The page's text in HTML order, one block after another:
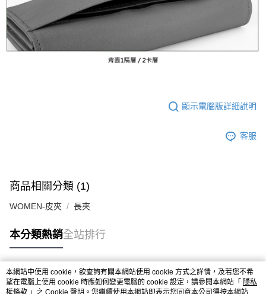
顯示電腦版詳細說明
客服
商品相關分類 (1)
WOMEN-皮夾 長夾
本分類熱銷全站排行
熱門標籤
本網站中使用 cookie，欲查詢有關本網站使用 cookie 方式之詳情，及若您不希
望在電腦上使用 cookie 時應如何變更電腦的 cookie 設定，請參閱本網站「 隱私
權條款 」之 Cookie 聲明。您繼續使用本網站即表示您同意本公司得按本網站使